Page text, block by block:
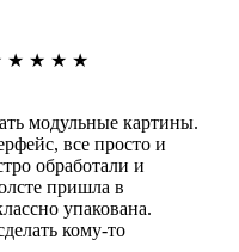
★ ★ ★ ★
модульные картины.
все просто и
обработали и
пришла в
упакована.
кому-то